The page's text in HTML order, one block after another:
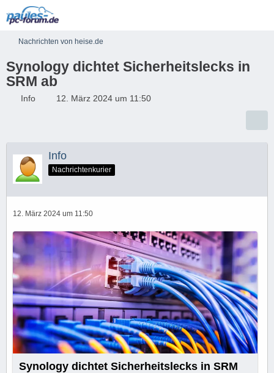
Nachrichten von heise.de
Synology dichtet Sicherheitslecks in
SRM ab
Info 12. März 2024 um 11:50
Info
Nachrichtenkurier
12. März 2024 um 11:50
Synology dichtet Sicherheitslecks in SRM